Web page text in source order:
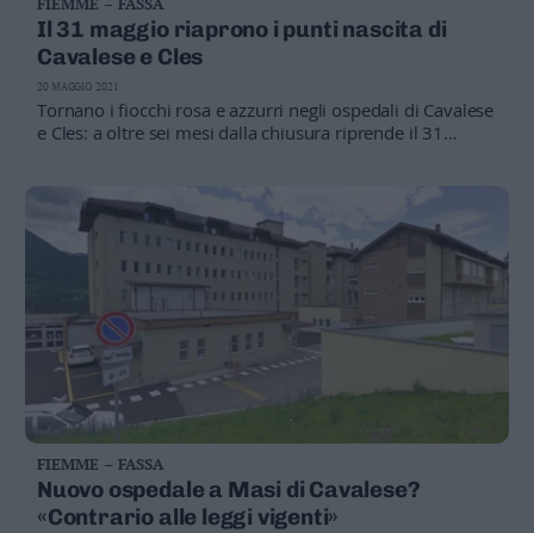
Il 31 maggio riaprono i punti nascita di
Cavalese e Cles
Tornano i fiocchi rosa e azzurri negli ospedali di Cavalese
e Cles: a oltre sei mesi dalla chiusura riprende il 31
20 MAGGIO 2021
FIEMME – FASSA
Nuovo ospedale a Masi di Cavalese?
«Contrario alle leggi vigenti»